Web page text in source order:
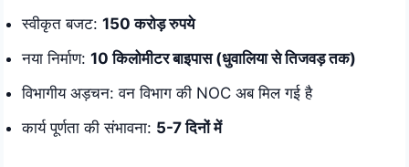
स्वीकृत बजट: 150 करोड़ रुपये
नया निर्माण: 10 किलोमीटर बाइपास (धुवालिया से तिजवड़ तक)
विभागीय अड़चन: वन विभाग की NOC अब मिल गई है
कार्य पूर्णता की संभावना: 5-7 दिनों में